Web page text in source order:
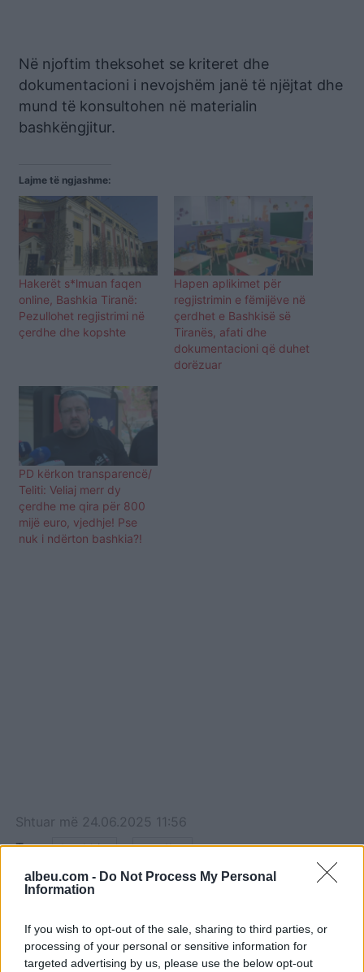
albeu.com - Do Not Process My Personal
Information
If you wish to opt-out of the sale, sharing to third parties, or
processing of your personal or sensitive information for
targeted advertising by us, please use the below opt-out
Në njoftim theksohet se kriteret dhe
dokumentacioni i nevojshëm janë të njëjtat dhe
mund të konsultohen në materialin
bashkëngjitur.
Lajme të ngjashme:
Hakerët s*lmuan faqen
online, Bashkia Tiranë:
Pezullohet regjistrimi në
çerdhe dhe kopshte
Hapen aplikimet për
regjistrimin e fëmijëve në
çerdhet e Bashkisë së
Tiranës, afati dhe
dokumentacioni që duhet
dorëzuar
PD kërkon transparencë/
Teliti: Veliaj merr dy
çerdhe me qira për 800
mijë euro, vjedhje! Pse
nuk i ndërton bashkia?!
Shtuar më 24.06.2025 11:56
Tags:
bashkia , cerdhe